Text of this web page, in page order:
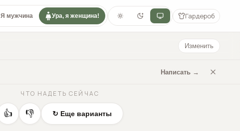
Я мужчина Ура, я женщина! Гардероб
Изменить
Написать →
ЧТО НАДЕТЬ СЕЙЧАС
👍 👎 ↻ Еще варианты